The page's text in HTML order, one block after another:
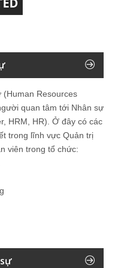
(Human Resources
quan tâm tới Nhân sự
HRM, HR). Ở đây có các
trong lĩnh vực Quản trị
viên trong tổ chức: